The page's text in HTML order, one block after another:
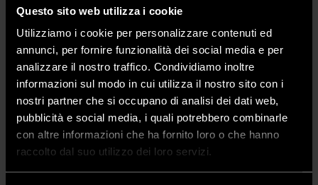
Questo sito web utilizza i cookie
Utilizziamo i cookie per personalizzare contenuti ed
annunci, per fornire funzionalità dei social media e per
analizzare il nostro traffico. Condividiamo inoltre
informazioni sul modo in cui utilizza il nostro sito con i
nostri partner che si occupano di analisi dei dati web,
pubblicità e social media, i quali potrebbero combinarle
con altre informazioni che ha fornito loro o che hanno
raccolto dal suo utilizzo dei loro servizi.
Scarica PDF Serve Aiuto?
Disponibile